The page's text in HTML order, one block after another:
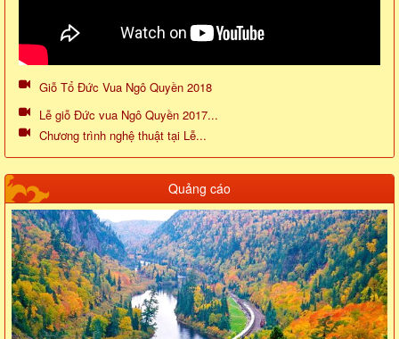
Giỗ Tổ Đức Vua Ngô Quyền 2018
Lễ giỗ Đức vua Ngô Quyền 2017...
Chương trình nghệ thuật tại Lễ...
Quảng cáo